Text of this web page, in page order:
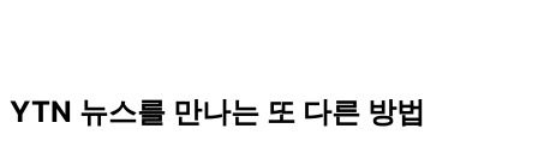
YTN 뉴스를 만나는 또 다른 방법